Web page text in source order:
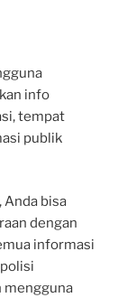
info
tempat
publik
Anda bisa
dengan
informasi
mengguna